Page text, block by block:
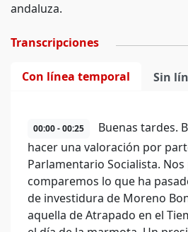
andaluza.
Transcripciones
Con línea temporal Sin
00:00 - 00:25
Buenas tardes.
hacer una valoración por
Parlamentario Socialista.
comparemos lo que ha
de investidura de Moreno
aquella de Atrapado en el